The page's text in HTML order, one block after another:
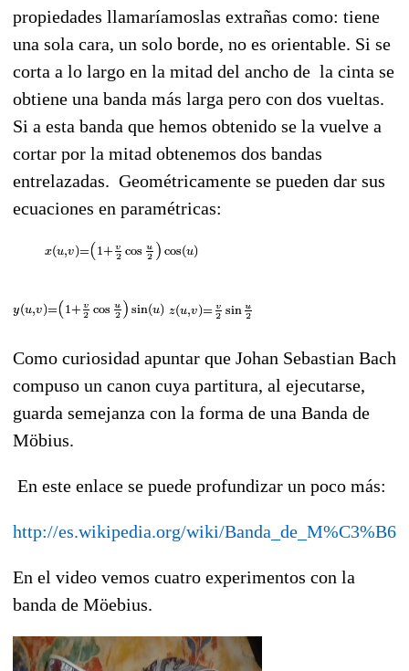
propiedades llamaríamoslas extrañas como: tiene
una sola cara, un solo borde, no es orientable. Si se
corta a lo largo en la mitad del ancho de la cinta se
obtiene una banda más larga pero con dos vueltas.
Si a esta banda que hemos obtenido se la vuelve a
cortar por la mitad obtenemos dos bandas
entrelazadas. Geométricamente se pueden dar sus
ecuaciones en paramétricas:
Como curiosidad apuntar que Johan Sebastian Bach
compuso un canon cuya partitura, al ejecutarse,
guarda semejanza con la forma de una Banda de
Möbius.
En este enlace se puede profundizar un poco más:
http://es.wikipedia.org/wiki/
En el video vemos cuatro experimentos con la
banda de Möebius.